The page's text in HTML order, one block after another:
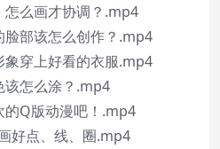
怎么画才协调？.mp4
部该怎么创作？.mp4
穿上好看的衣服.mp4
该怎么涂？.mp4
的Q版动漫吧！.mp4
好点、线、圈.mp4